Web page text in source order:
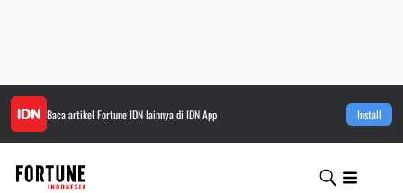
Baca artikel Fortune IDNlainnya di IDN App Install